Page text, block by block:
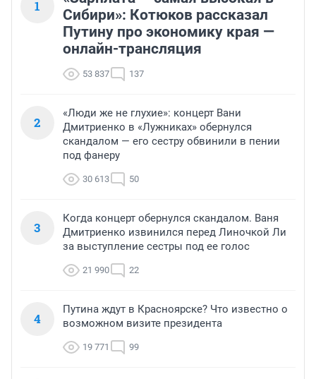
1
Сибири»: Котюков рассказал
Путину про экономику края —
онлайн-трансляция
53 837 137
2
«Люди же не глухие»: концерт Вани
Дмитриенко в «Лужниках» обернулся
скандалом — его сестру обвинили в пении
под фанеру
30 613 50
3
Когда концерт обернулся скандалом. Ваня
Дмитриенко извинился перед Линочкой Ли
за выступление сестры под ее голос
21 990 22
4
Путина ждут в Красноярске? Что известно о
возможном визите президента
19 771 99